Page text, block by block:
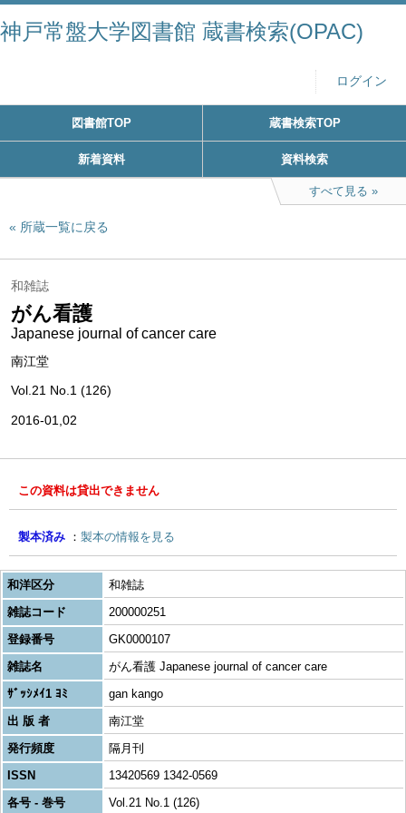
神戸常盤大学図書館 蔵書検索(OPAC)
ログイン
図書館TOP 蔵書検索TOP
新着資料 資料検索
すべて見る
所蔵一覧に戻る
和雑誌
がん看護
Japanese journal of cancer care
南江堂
Vol.21 No.1 (126)
2016-01,02
この資料は貸出できません
製本済み 製本の情報を見る
和洋区分
和雑誌
雑誌コード
200000251
登録番号
GK0000107
雑誌名
がん看護 Japanese journal of cancer care
ｻﾞｯｼﾒｲ1 ﾖﾐ
gan kango
出 版 者
南江堂
発行頻度
隔月刊
ISSN
13420569 1342-0569
各号 - 巻号
Vol.21 No.1 (126)